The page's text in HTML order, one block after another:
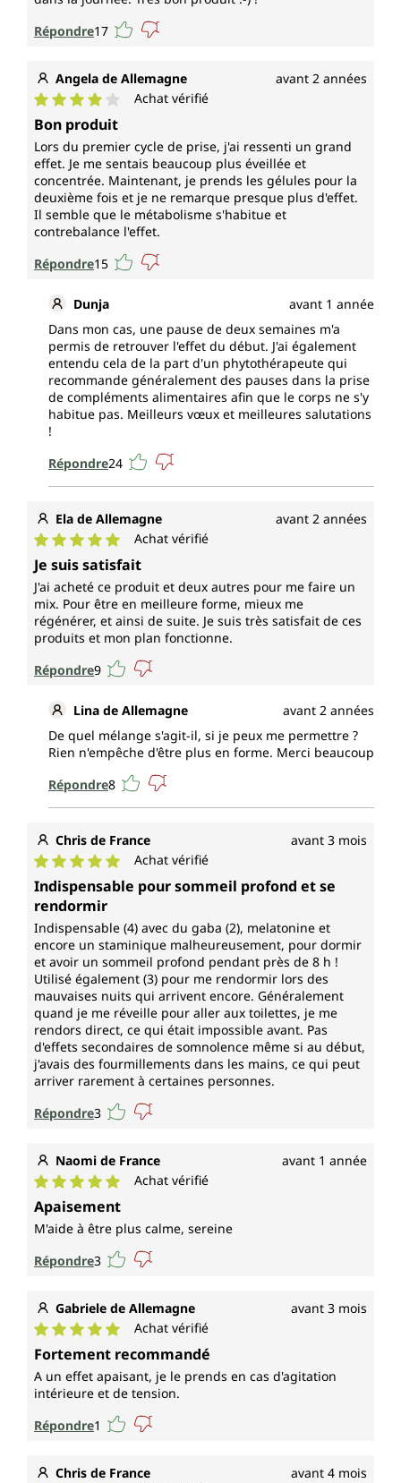
Répondre17
Angela de Allemagne avant 2 années
Note moyenne de 4 sur 5 étoiles
Achat vérifié
Bon produit
Lors du premier cycle de prise, j'ai ressenti un grand
effet. Je me sentais beaucoup plus éveillée et
concentrée. Maintenant, je prends les gélules pour la
deuxième fois et je ne remarque presque plus d'effet.
Il semble que le métabolisme s'habitue et
contrebalance l'effet.
Répondre15
Dunja
avant 1 année
Dans mon cas, une pause de deux semaines m'a
permis de retrouver l'effet du début. J'ai également
entendu cela de la part d'un phytothérapeute qui
recommande généralement des pauses dans la prise
de compléments alimentaires afin que le corps ne s'y
habitue pas. Meilleurs vœux et meilleures salutations
!
Répondre24
Ela de Allemagne avant 2 années
Note moyenne de 5 sur 5 étoiles
Achat vérifié
Je suis satisfait
J'ai acheté ce produit et deux autres pour me faire un
mix. Pour être en meilleure forme, mieux me
régénérer, et ainsi de suite. Je suis très satisfait de ces
produits et mon plan fonctionne.
Répondre9
Lina de Allemagne
avant 2 années
De quel mélange s'agit-il, si je peux me permettre ?
Rien n'empêche d'être plus en forme. Merci beaucoup
Répondre8
Chris de France avant 3 mois
Note moyenne de 5 sur 5 étoiles
Achat vérifié
Indispensable pour sommeil profond et se
rendormir
Indispensable (4) avec du gaba (2), melatonine et
encore un staminique malheureusement, pour dormir
et avoir un sommeil profond pendant près de 8 h !
Utilisé également (3) pour me rendormir lors des
mauvaises nuits qui arrivent encore. Généralement
quand je me réveille pour aller aux toilettes, je me
rendors direct, ce qui était impossible avant. Pas
d'effets secondaires de somnolence même si au début,
j'avais des fourmillements dans les mains, ce qui peut
arriver rarement à certaines personnes.
Répondre3
Naomi de France avant 1 année
Note moyenne de 5 sur 5 étoiles
Achat vérifié
Apaisement
M'aide à être plus calme, sereine
Répondre3
Gabriele de Allemagne avant 3 mois
Note moyenne de 5 sur 5 étoiles
Achat vérifié
Fortement recommandé
A un effet apaisant, je le prends en cas d'agitation
intérieure et de tension.
Répondre1
Chris de France avant 4 mois